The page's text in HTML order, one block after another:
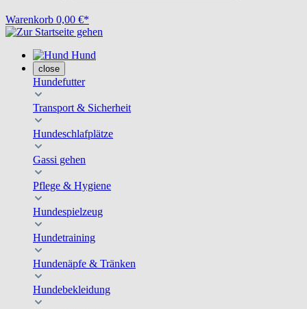
Warenkorb 0,00 €*
Hund
close
Hundefutter
Transport & Sicherheit
Hundeschlafplätze
Gassi gehen
Pflege & Hygiene
Hundespielzeug
Hundetraining
Hundenäpfe & Tränken
Hundebekleidung